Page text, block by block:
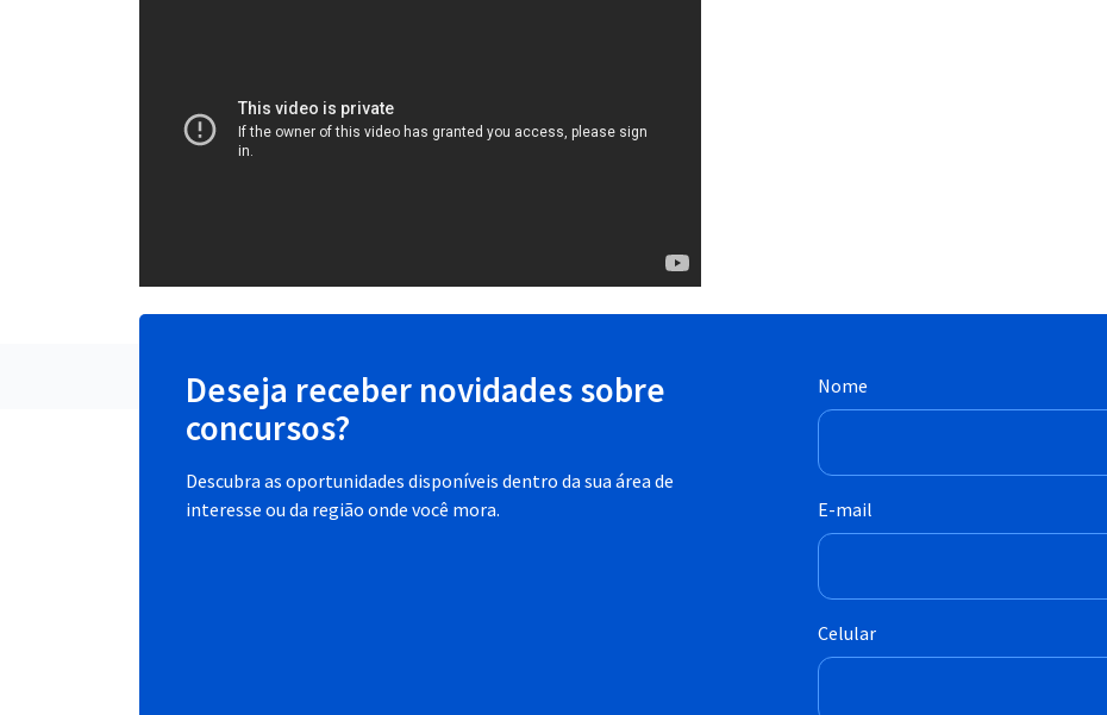
Deseja receber novidades sobre
concursos?
Descubra as oportunidades disponíveis dentro da sua área de
interesse ou da região onde você mora.
Nome
E-mail
Celular